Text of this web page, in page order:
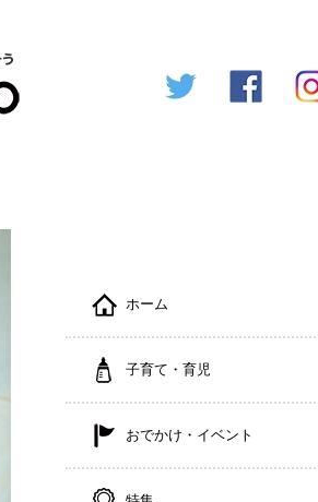
ホーム
子育て・育児
おでかけ・イベント